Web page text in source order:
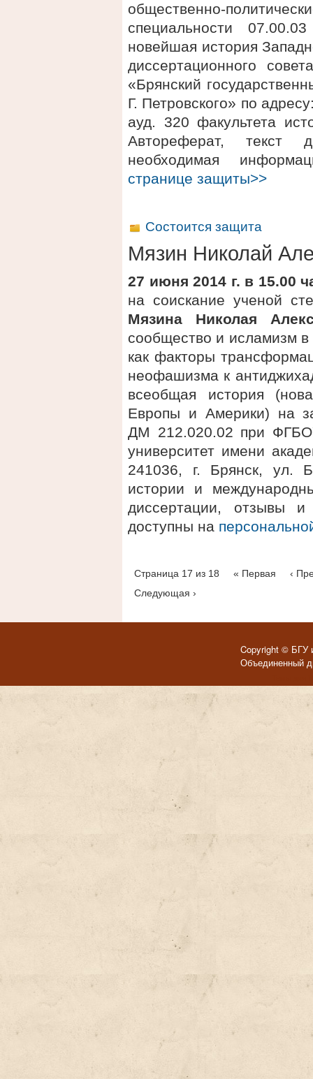
общественно-
специальности
новейшая история
диссертационного
«Брянский
Г. Петровского» по
ауд. 320 факультета
Автореферат, текст
необходимая
странице защиты>>
Состоится защита
Мязин Николай
27 июня 2014 г. в 15.00
на соискание ученой
Мязина Николая
сообщество и исламизм
как факторы
неофашизма к
всеобщая история
Европы и Америки) на
ДМ 212.020.02 при
университет имени
241036, г. Брянск, ул.
истории и
диссертации, отзывы
доступны на
Страница 17 из 18 « Первая
‹
Следующая ›
Copyright © БГУ
Объединенный